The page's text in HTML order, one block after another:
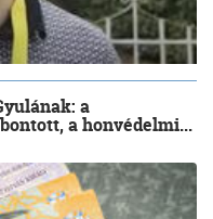
a
a honvédelmi...